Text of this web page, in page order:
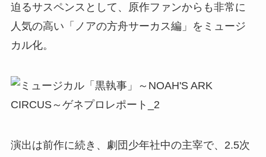
迫るサスペンスとして、原作ファンからも非常に
人気の高い「ノアの方舟サーカス編」をミュージ
カル化。
演出は前作に続き、劇団少年社中の主宰で、2.5次